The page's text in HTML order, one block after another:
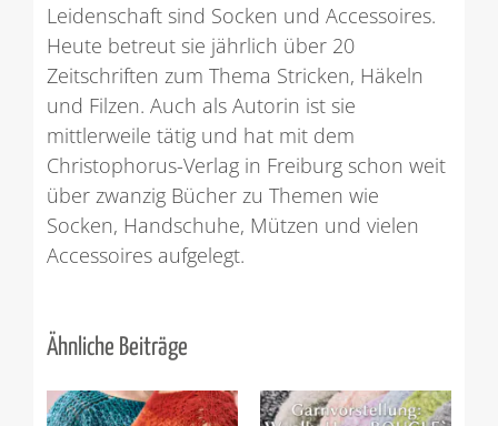
Leidenschaft sind Socken und Accessoires.
Heute betreut sie jährlich über 20
Zeitschriften zum Thema Stricken, Häkeln
und Filzen. Auch als Autorin ist sie
mittlerweile tätig und hat mit dem
Christophorus-Verlag in Freiburg schon weit
über zwanzig Bücher zu Themen wie
Socken, Handschuhe, Mützen und vielen
Accessoires aufgelegt.
Ähnliche Beiträge